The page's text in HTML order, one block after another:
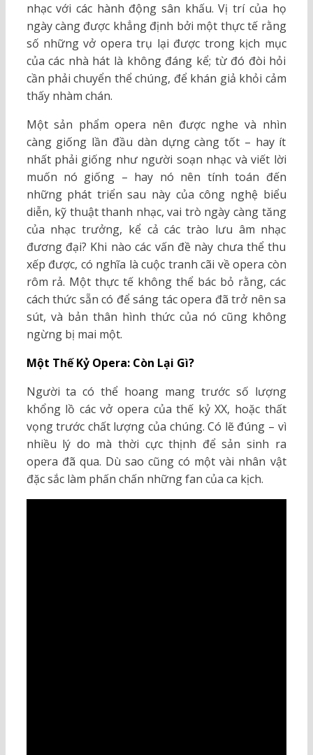
nhạc với các hành động sân khấu. Vị trí của họ
ngày càng được khẳng định bởi một thực tế rằng
số những vở opera trụ lại được trong kịch mục
của các nhà hát là không đáng kể; từ đó đòi hỏi
cần phải chuyển thể chúng, để khán giả khỏi cảm
thấy nhàm chán.
Một sản phẩm opera nên được nghe và nhìn
càng giống lần đầu dàn dựng càng tốt – hay ít
nhất phải giống như người soạn nhạc và viết lời
muốn nó giống – hay nó nên tính toán đến
những phát triển sau này của công nghệ biểu
diễn, kỹ thuật thanh nhạc, vai trò ngày càng tăng
của nhạc trưởng, kể cả các trào lưu âm nhạc
đương đại? Khi nào các vấn đề này chưa thể thu
xếp được, có nghĩa là cuộc tranh cãi về opera còn
rôm rả. Một thực tế không thể bác bỏ rằng, các
cách thức sẵn có để sáng tác opera đã trở nên sa
sút, và bản thân hình thức của nó cũng không
ngừng bị mai một.
Một Thế Kỷ Opera: Còn Lại Gì?
Người ta có thể hoang mang trước số lượng
khổng lồ các vở opera của thế kỷ XX, hoặc thất
vọng trước chất lượng của chúng. Có lẽ đúng – vì
nhiều lý do mà thời cực thịnh để sản sinh ra
opera đã qua. Dù sao cũng có một vài nhân vật
đặc sắc làm phấn chấn những fan của ca kịch.